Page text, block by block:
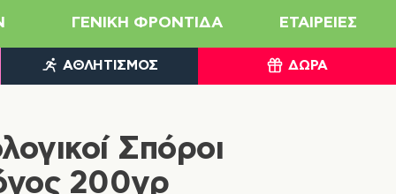
ΓΕΝΙΚΉ ΦΡΟΝΤΊΔΑ ΕΤΑΙΡΕΊΕΣ
ΑΘΛΗΤΙΣΜΌΣ ΔΏΡΑ
Σπόροι
200γρ